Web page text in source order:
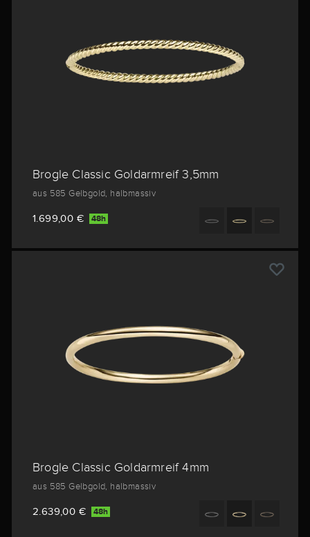
Brogle Classic Goldarmreif 3,5mm
aus 585 Gelbgold, halbmassiv
1.699,00 € 48h
Brogle Classic Goldarmreif 4mm
aus 585 Gelbgold, halbmassiv
2.639,00 € 48h